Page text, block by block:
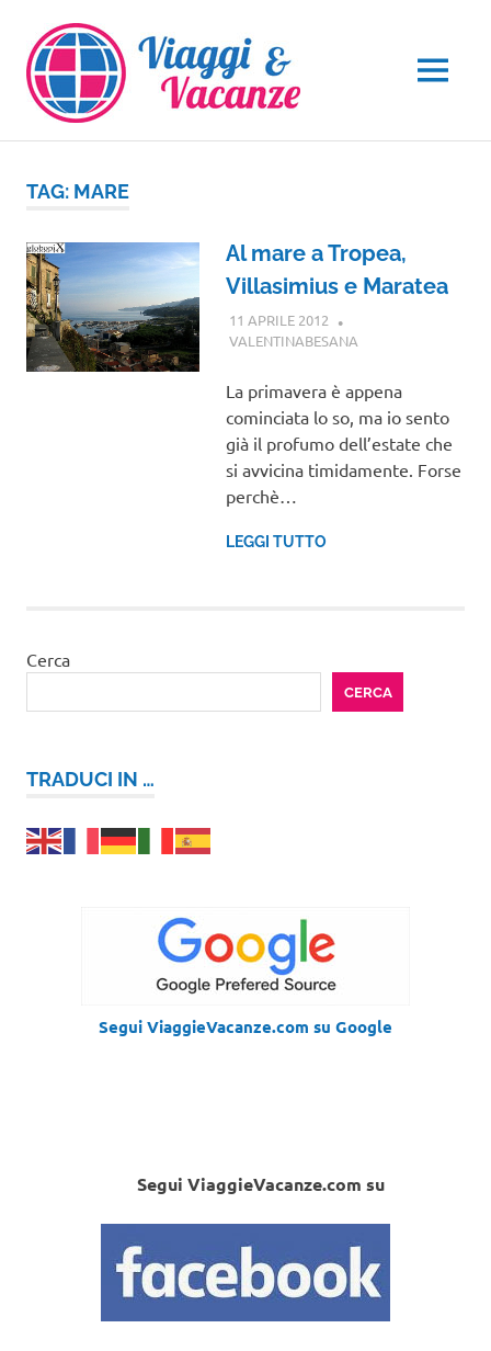
contenuto
MENU
TAG: MARE
Al mare a Tropea,
Villasimius e Maratea
11 APRILE 2012
VALENTINABESANAGUIDE
La primavera è appena
cominciata lo so, ma io sento
già il profumo dell’estate che
si avvicina timidamente. Forse
perchè…
LEGGI TUTTO
Cerca
CERCA
TRADUCI IN …
Segui ViaggieVacanze.com su Google
Segui ViaggieVacanze.com su